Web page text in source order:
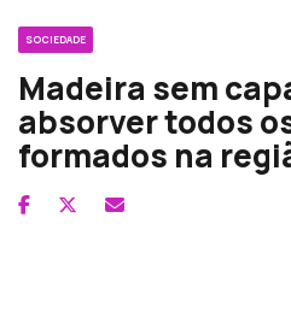
SOCIEDADE
Madeira sem
absorver todos
formados na